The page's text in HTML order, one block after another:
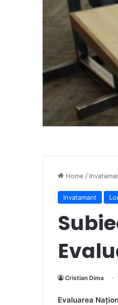
Home /
Invatamant
Cristian Dima
Evaluarea